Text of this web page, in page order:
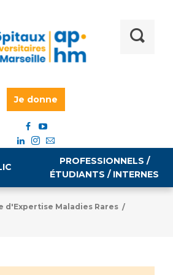
Je donne
PROFESSIONNELS /
ÉTUDIANTS / INTERNES
d'Expertise Maladies Rares /